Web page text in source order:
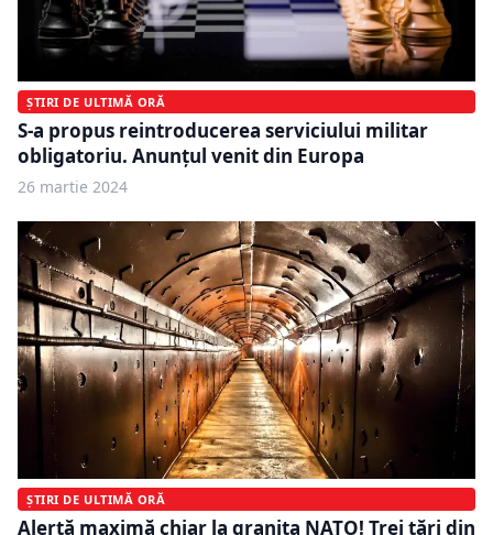
ȘTIRI DE ULTIMĂ ORĂ
S-a propus reintroducerea serviciului militar
obligatoriu. Anunțul venit din Europa
26 martie 2024
ȘTIRI DE ULTIMĂ ORĂ
Alertă maximă chiar la granița NATO! Trei țări din